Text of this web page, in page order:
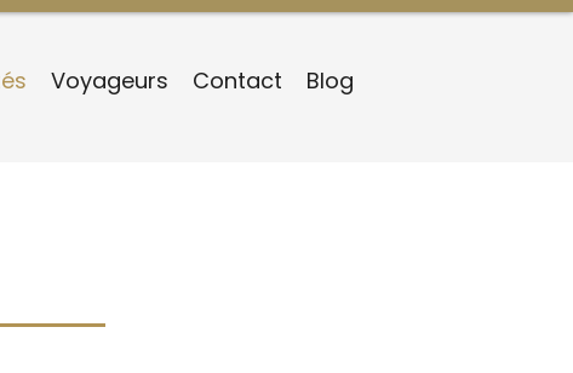
Voyageurs Contact Blog